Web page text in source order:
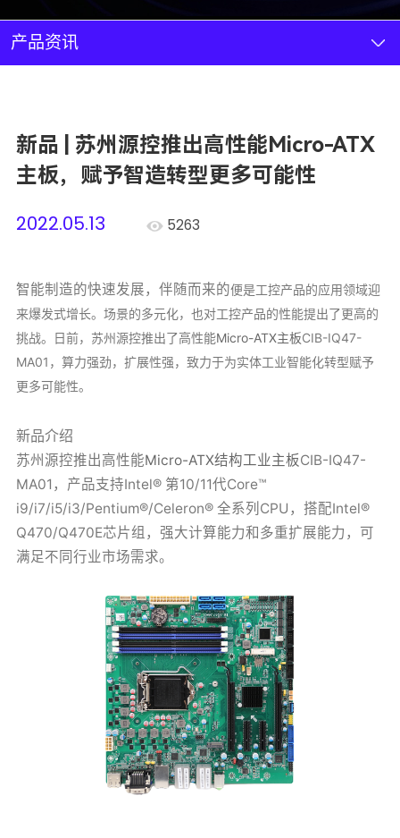
新闻资讯
加入我们
产品资讯
新品 | 苏州源控推出高性能Micro-ATX
主板，赋予智造转型更多可能性
2022.05.13
5263
智能制造的快速发展，伴随而来的便是工控产品的应用领域迎
来爆发式增长。场景的多元化，也对工控产品的性能提出了更高的
挑战。日前，苏州源控推出了高性能Micro-ATX主板CIB-IQ47-
MA01，算力强劲，扩展性强，致力于为实体工业智能化转型赋予
更多可能性。
新品介绍
苏州源控推出高性能Micro-ATX结构工业主板CIB-IQ47-
MA01，产品支持Intel® 第10/11代Core™
i9/i7/i5/i3/Pentium®/Celeron® 全系列CPU，搭配Intel®
Q470/Q470E芯片组，强大计算能力和多重扩展能力，可
满足不同行业市场需求。